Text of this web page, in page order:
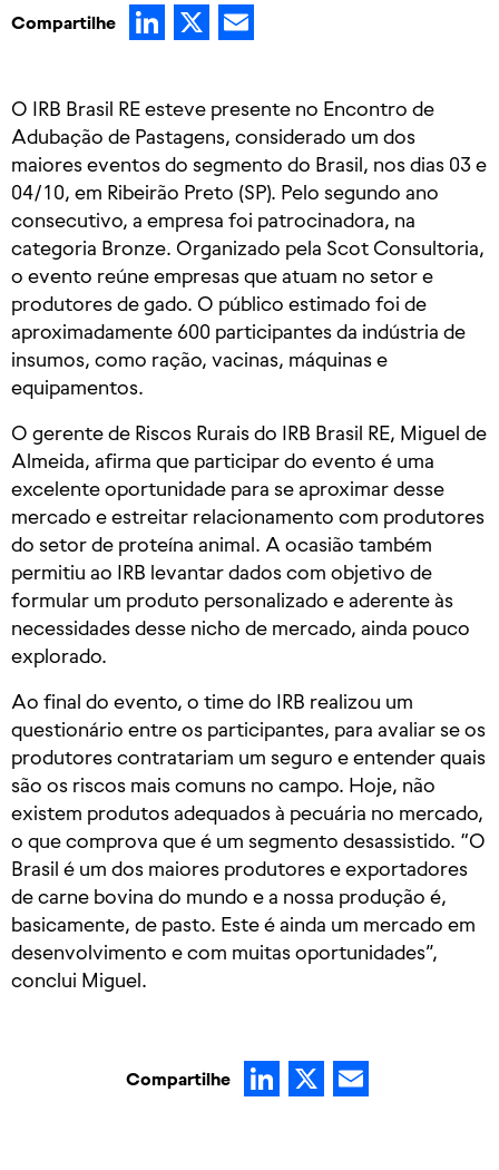
Compartilhe LinkedIn
X
O IRB Brasil RE esteve presente no Encontro de
Adubação de Pastagens, considerado um dos
maiores eventos do segmento do Brasil, nos dias 03 e
04/10, em Ribeirão Preto (SP). Pelo segundo ano
consecutivo, a empresa foi patrocinadora, na
categoria Bronze. Organizado pela Scot Consultoria,
o evento reúne empresas que atuam no setor e
produtores de gado. O público estimado foi de
aproximadamente 600 participantes da indústria de
insumos, como ração, vacinas, máquinas e
equipamentos.
O gerente de Riscos Rurais do IRB Brasil RE, Miguel de
Almeida, afirma que participar do evento é uma
excelente oportunidade para se aproximar desse
mercado e estreitar relacionamento com produtores
do setor de proteína animal. A ocasião também
permitiu ao IRB levantar dados com objetivo de
formular um produto personalizado e aderente às
necessidades desse nicho de mercado, ainda pouco
explorado.
Ao final do evento, o time do IRB realizou um
questionário entre os participantes, para avaliar se os
produtores contratariam um seguro e entender quais
são os riscos mais comuns no campo. Hoje, não
existem produtos adequados à pecuária no mercado,
o que comprova que é um segmento desassistido. “O
Brasil é um dos maiores produtores e exportadores
de carne bovina do mundo e a nossa produção é,
basicamente, de pasto. Este é ainda um mercado em
desenvolvimento e com muitas oportunidades”,
conclui Miguel.
Compartilhe LinkedIn
X